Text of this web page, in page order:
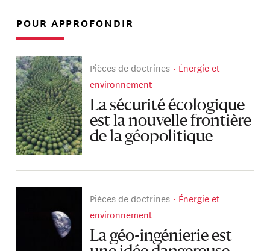
POUR APPROFONDIR
Pièces de doctrines
Énergie et
environnement
La sécurité écologique
est la nouvelle frontière
de la géopolitique
Pièces de doctrines
Énergie et
environnement
La géo-ingénierie est